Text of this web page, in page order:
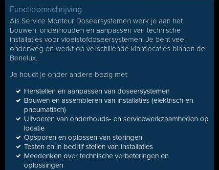
Functieomschrijving
Als Service Monteur Doseersystemen werk je aan het
bouwen, onderhouden en aanpassen van technische
installaties voor vloeistofdoseersystemen. Je bent veel
onderweg en werkt op verschillende klantlocaties binnen de
Benelux.
Je houdt je onder andere bezig met:
Herstellen en aanpassen van doseersystemen
Bouwen en assembleren van installaties (elektrisch en
pneumatisch)
Uitvoeren van onderhouds- en servicewerkzaamheden op
locatie
Opsporen en oplossen van storingen
Testen en in bedrijf stellen van installaties
Meedenken over technische verbeteringen en
oplossingen